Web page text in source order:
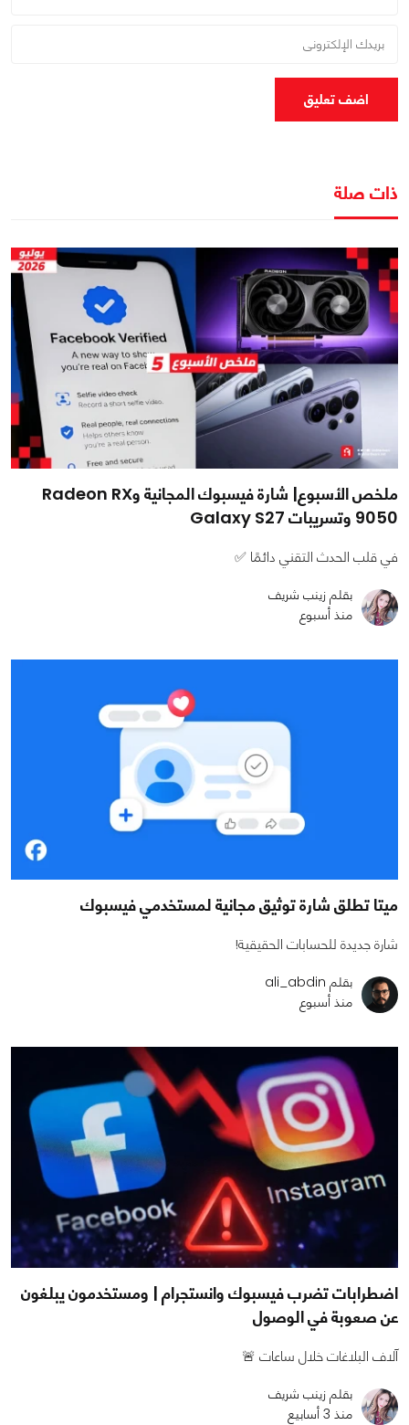
اضف تعليق
ذات صلة
ملخص الأسبوع| شارة فيسبوك المجانية وRadeon RX
9050 وتسريبات Galaxy S27
في قلب الحدث التقني دائمًا ✅
بقلم زينب شريف
منذ أسبوع
ميتا تطلق شارة توثيق مجانية لمستخدمي فيسبوك
شارة جديدة للحسابات الحقيقية!
بقلم ali_abdin
منذ أسبوع
اضطرابات تضرب فيسبوك وانستجرام | ومستخدمون يبلغون
عن صعوبة في الوصول
آلاف البلاغات خلال ساعات 🚨
بقلم زينب شريف
منذ 3 أسابيع